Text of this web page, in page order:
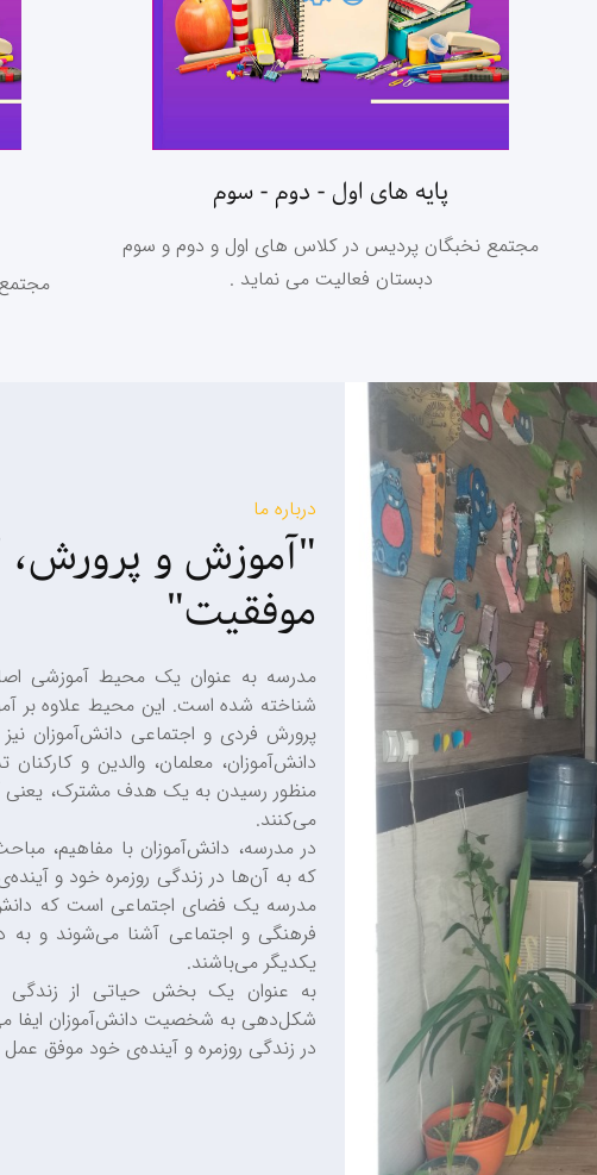
پایه های اول - دوم - سوم
مجتمع نخبگان پردیس در کلاس های اول و دوم و سوم
دبستان فعالیت می نماید .
درباره ما
"آموزش و پرورش،
موفقیت"
مدرسه به عنوان یک محیط آموزشی
شناخته شده است. این محیط علاوه بر
پرورش فردی و اجتماعی دانش‌آموزان
دانش‌آموزان، معلمان، والدین و
منظور رسیدن به یک هدف مشترک، یعنی
می‌کنند.
در مدرسه، دانش‌آموزان با مفاهیم،
که به آن‌ها در زندگی روزمره خود و
مدرسه یک فضای اجتماعی است که
فرهنگی و اجتماعی آشنا می‌شوند و به
یکدیگر می‌باشند.
به عنوان یک بخش حیاتی از
شکل‌دهی به شخصیت دانش‌آموزان ایفا
در زندگی روزمره و آینده‌ی خود موفق عمل